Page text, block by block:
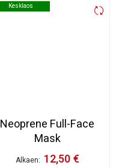
Kesklaos
Kesklaos
Neoprene Full-Face
Mask
Alkaen 12,50 €